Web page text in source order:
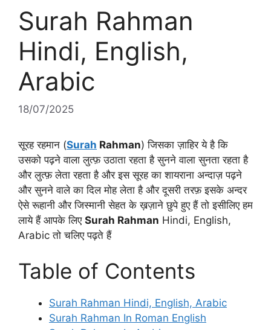
Surah Rahman
Hindi, English,
Arabic
18/07/2025
सूरह रहमान (Surah Rahman) जिसका ज़ाहिर ये है कि
उसको पढ़ने वाला लुत्फ़ उठाता रहता है सुनने वाला सुनता रहता है
और लुत्फ़ लेता रहता है और इस सूरह का शायराना अन्दाज़ पढ़ने
और सुनने वाले का दिल मोह लेता है और दूसरी तरफ़ इसके अन्दर
ऐसे रूहानी और जिस्मानी सेहत के ख़ज़ाने छुपे हुए हैं तो इसीलिए हम
लाये हैं आपके लिए Surah Rahman Hindi, English,
Arabic तो चलिए पढ़ते हैं
Table of Contents
Surah Rahman Hindi, English, Arabic
Surah Rahman In Roman English